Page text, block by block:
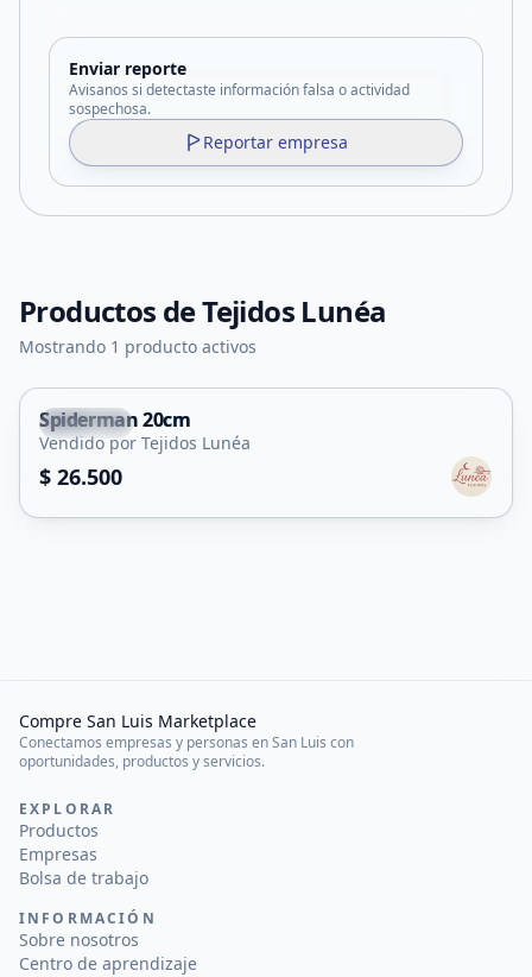
Enviar reporte
Avisanos si detectaste información falsa o actividad
sospechosa.
Reportar empresa
Productos deTejidos Lunéa
Mostrando 1 producto activos
Capital
Spiderman 20cm
Vendido por Tejidos Lunéa
$ 26.500
Compre San Luis Marketplace
Conectamos empresas y personas en San Luis con
oportunidades, productos y servicios.
EXPLORAR
Productos
Empresas
Bolsa de trabajo
INFORMACIÓN
Sobre nosotros
Centro de aprendizaje